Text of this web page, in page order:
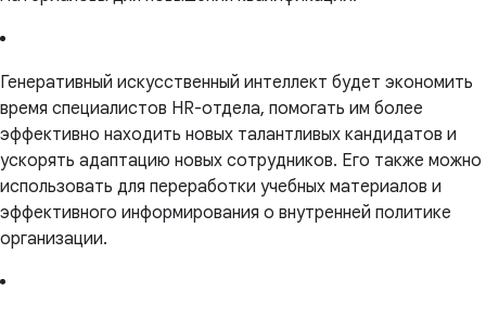
Генеративный искусственный интеллект будет экономить
время специалистов HR-отдела, помогать им более
эффективно находить новых талантливых кандидатов и
ускорять адаптацию новых сотрудников. Его также можно
использовать для переработки учебных материалов и
эффективного информирования о внутренней политике
организации.